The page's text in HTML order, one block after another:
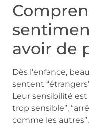
avoir de
Dès l’enfance,
sentent
Leur sensibilité
trop sensible”,
comme les